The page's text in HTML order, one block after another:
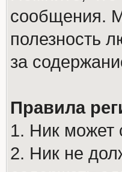
сообщения.
полезность
за
Правила
1. Ник может
2. Ник не